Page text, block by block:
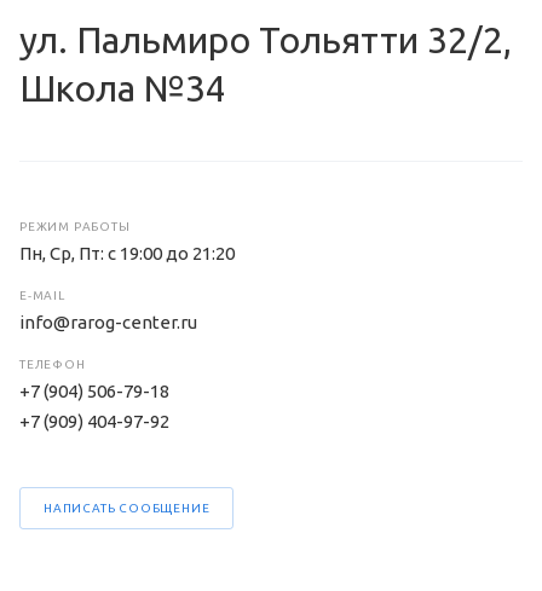
ул. Пальмиро Тольятти 32/2,
Школа №34
РЕЖИМ РАБОТЫ
Пн, Ср, Пт: с 19:00 до 21:20
E-MAIL
info@rarog-center.ru
ТЕЛЕФОН
‭+7 (904) 506-79-18‬
+7 (909) 404-97-92
НАПИСАТЬ СООБЩЕНИЕ